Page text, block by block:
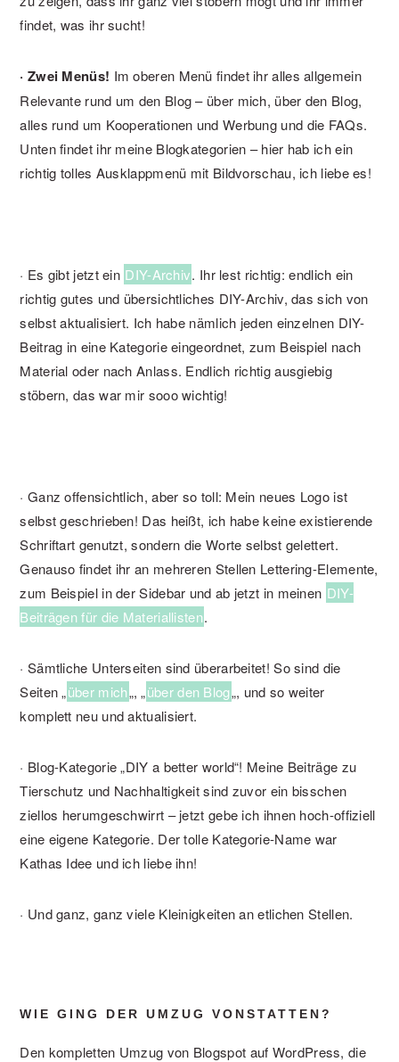
findet, was ihr sucht!
· Zwei Menüs! Im oberen Menü findet ihr alles allgemein
Relevante rund um den Blog – über mich, über den Blog,
alles rund um Kooperationen und Werbung und die FAQs.
Unten findet ihr meine Blogkategorien – hier hab ich ein
richtig tolles Ausklappmenü mit Bildvorschau, ich liebe es!
· Es gibt jetzt ein DIY-Archiv. Ihr lest richtig: endlich ein
richtig gutes und übersichtliches DIY-Archiv, das sich von
selbst aktualisiert. Ich habe nämlich jeden einzelnen DIY-
Beitrag in eine Kategorie eingeordnet, zum Beispiel nach
Material oder nach Anlass. Endlich richtig ausgiebig
stöbern, das war mir sooo wichtig!
· Ganz offensichtlich, aber so toll: Mein neues Logo ist
selbst geschrieben! Das heißt, ich habe keine existierende
Schriftart genutzt, sondern die Worte selbst gelettert.
Genauso findet ihr an mehreren Stellen Lettering-Elemente,
zum Beispiel in der Sidebar und ab jetzt in meinen DIY-
Beiträgen für die Materiallisten.
· Sämtliche Unterseiten sind überarbeitet! So sind die
Seiten „über mich„, „über den Blog„, und so weiter
komplett neu und aktualisiert.
· Blog-Kategorie „DIY a better world“! Meine Beiträge zu
Tierschutz und Nachhaltigkeit sind zuvor ein bisschen
ziellos herumgeschwirrt – jetzt gebe ich ihnen hoch-offiziell
eine eigene Kategorie. Der tolle Kategorie-Name war
Kathas Idee und ich liebe ihn!
· Und ganz, ganz viele Kleinigkeiten an etlichen Stellen.
WIE GING DER UMZUG VONSTATTEN?
Den kompletten Umzug von Blogspot auf WordPress, die